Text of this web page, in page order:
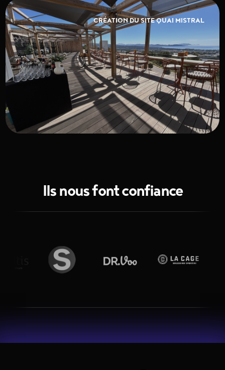
CRÉATION DU SITE QUAI MISTRAL
Ils nous font confiance